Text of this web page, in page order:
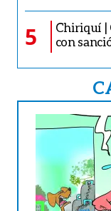
5
Chiriquí |
con